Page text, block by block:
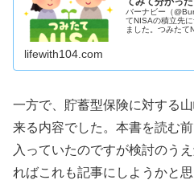
バーナビー（
てNISAの積立先
ました。つみたて
lifewith104.com
一方で、貯蓄型保険に対する
来る内容でした。本書を読む
入っていたのですが検討のう
ればこれも記事にしようかと思